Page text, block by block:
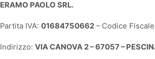
ERAMO PAOLO SRL.
Partita IVA: 01684750662 – Codice
Indirizzo: VIA CANOVA 2 – 67057 –